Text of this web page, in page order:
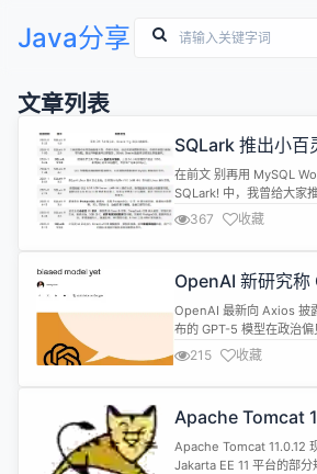
Java分享
文章列表
SQLark 推出小百
PostgreSQL 18
在前文 别再用 MySQL
SQLark! 中，我曾给大家
创数据库开发和管理工
四个月过去了，SQLark
V3.6，带来了小百灵 AI
验，拆解与 PostgreSQL...
367 收藏
OpenAI 新研究称
治偏见最少”的 AI
OpenAI 最新向 Axios 披
布的 GPT-5 模型在政治
往的同类产品。 长期以
统的偏见问题表示关注，
些模型不受偏见的影响。
统，这类系统可能带有政
合规...
215 收藏
Apache Tomcat
Apache Tomcat 11.0.12
Jakarta EE 11 平台的部分